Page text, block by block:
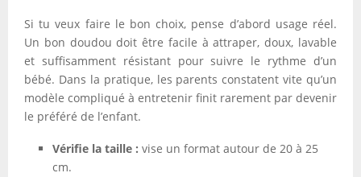
Si tu veux faire le bon choix, pense d’abord usage réel.
Un bon doudou doit être facile à attraper, doux, lavable
et suffisamment résistant pour suivre le rythme d’un
bébé. Dans la pratique, les parents constatent vite qu’un
modèle compliqué à entretenir finit rarement par devenir
le préféré de l’enfant.
Vérifie la taille : vise un format autour de 20 à 25
cm.